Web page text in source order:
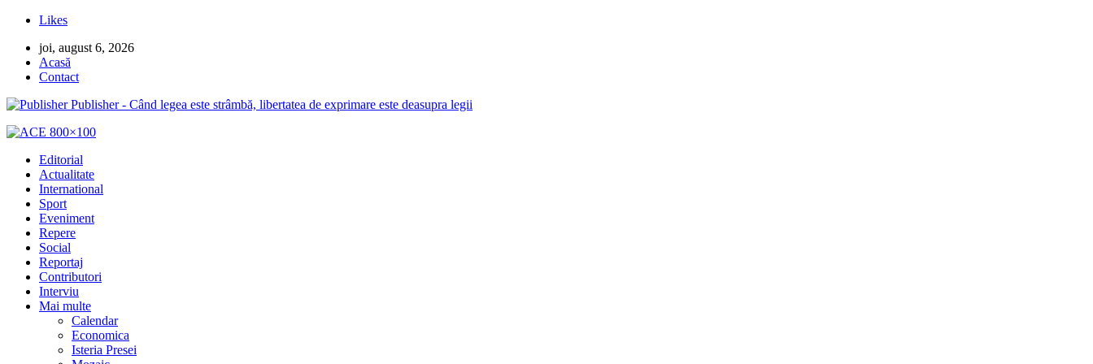
Likes
joi, august 6, 2026
Acasă
Contact
Publisher - Când legea este strâmbă, libertatea de exprimare este deasupra legii
Editorial
Actualitate
International
Sport
Eveniment
Repere
Social
Reportaj
Contributori
Interviu
Mai multe
Calendar
Economica
Isteria Presei